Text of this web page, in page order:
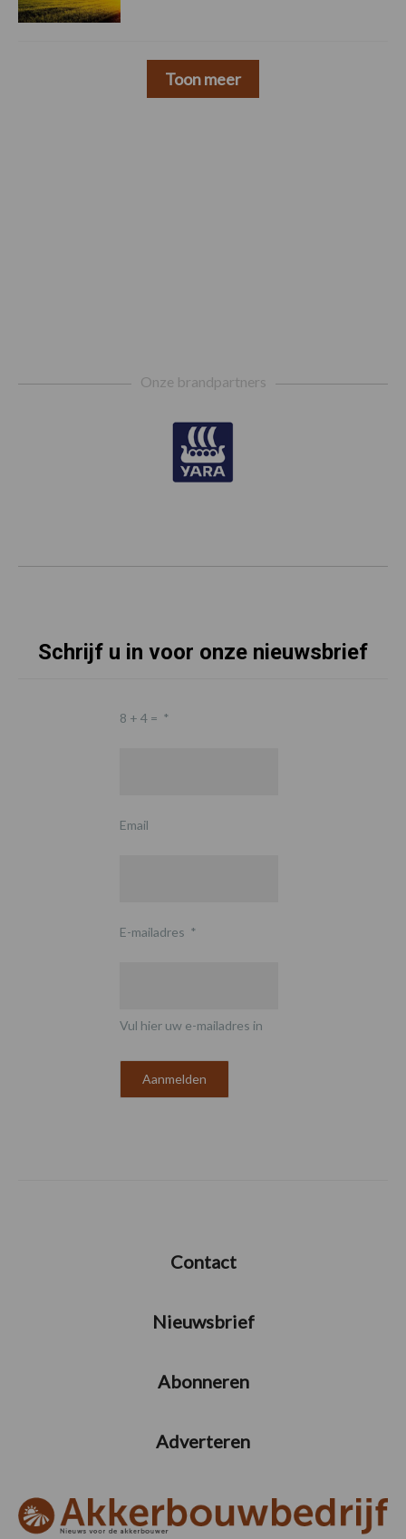
Toon meer
Onze brandpartners
Schrijf u in voor onze nieuwsbrief
8 + 4 = *
Email
E-mailadres *
Vul hier uw e-mailadres in
Contact
Nieuwsbrief
Abonneren
Adverteren